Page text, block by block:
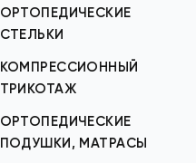
ОРТОПЕДИЧЕСКИЕ
СТЕЛЬКИ
КОМПРЕССИОННЫЙ
ТРИКОТАЖ
ОРТОПЕДИЧЕСКИЕ
ПОДУШКИ, МАТРАСЫ